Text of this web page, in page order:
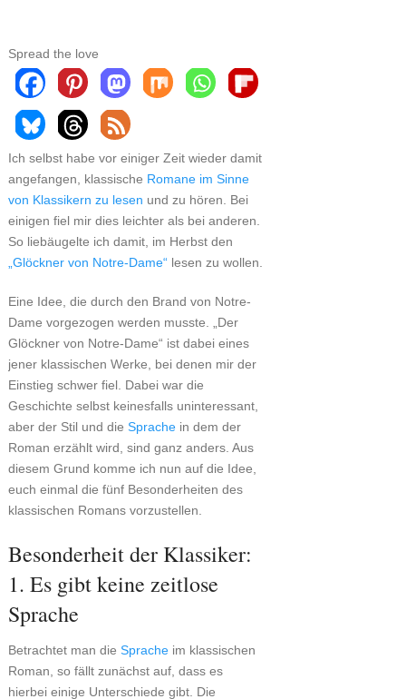
Spread the love
Ich selbst habe vor einiger Zeit wieder damit
angefangen, klassische Romane im Sinne
von Klassikern zu lesen und zu hören. Bei
einigen fiel mir dies leichter als bei anderen.
So liebäugelte ich damit, im Herbst den
„Glöckner von Notre-Dame“lesen zu wollen.
Eine Idee, die durch den Brand von Notre-
Dame vorgezogen werden musste. „Der
Glöckner von Notre-Dame“ ist dabei eines
jener klassischen Werke, bei denen mir der
Einstieg schwer fiel. Dabei war die
Geschichte selbst keinesfalls uninteressant,
aber der Stil und die Sprachein dem der
Roman erzählt wird, sind ganz anders. Aus
diesem Grund komme ich nun auf die Idee,
euch einmal die fünf Besonderheiten des
klassischen Romans vorzustellen.
Besonderheit der Klassiker:
1. Es gibt keine zeitlose
Sprache
Betrachtet man die Spracheim klassischen
Roman, so fällt zunächst auf, dass es
hierbei einige Unterschiede gibt. Die